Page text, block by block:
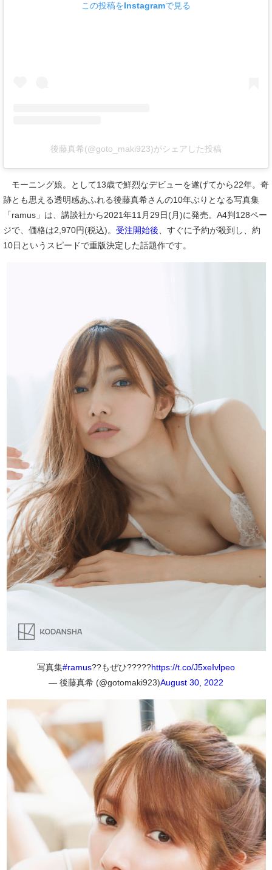
この投稿をInstagramで見る
後藤真希(@goto_maki923)がシェアした投稿
モーニング娘。として13歳で鮮烈なデビューを遂げてから22年。奇
跡とも思える透明感あふれる後藤真希さんの10年ぶりとなる写真集
「ramus」は、講談社から2021年11月29日(月)に発売。A4判128ペー
ジで、価格は2,970円(税込)。 受注開始後 、すぐに予約が殺到し、約
10日というスピードで重版決定した話題作です。
写真集#ramus??もぜひ?????https://t.co/J5xeIvlpeo
— 後藤真希 (@gotomaki923)August 30, 2022